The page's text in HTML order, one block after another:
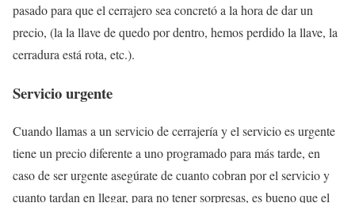
pasado para que el cerrajero sea concretó a la hora de dar un
precio, (la la llave de quedo por dentro, hemos perdido la llave, la
cerradura está rota, etc.).
Servicio urgente
Cuando llamas a un servicio de cerrajería y el servicio es urgente
tiene un precio diferente a uno programado para más tarde, en
caso de ser urgente asegúrate de cuanto cobran por el servicio y
cuanto tardan en llegar, para no tener sorpresas, es bueno que el